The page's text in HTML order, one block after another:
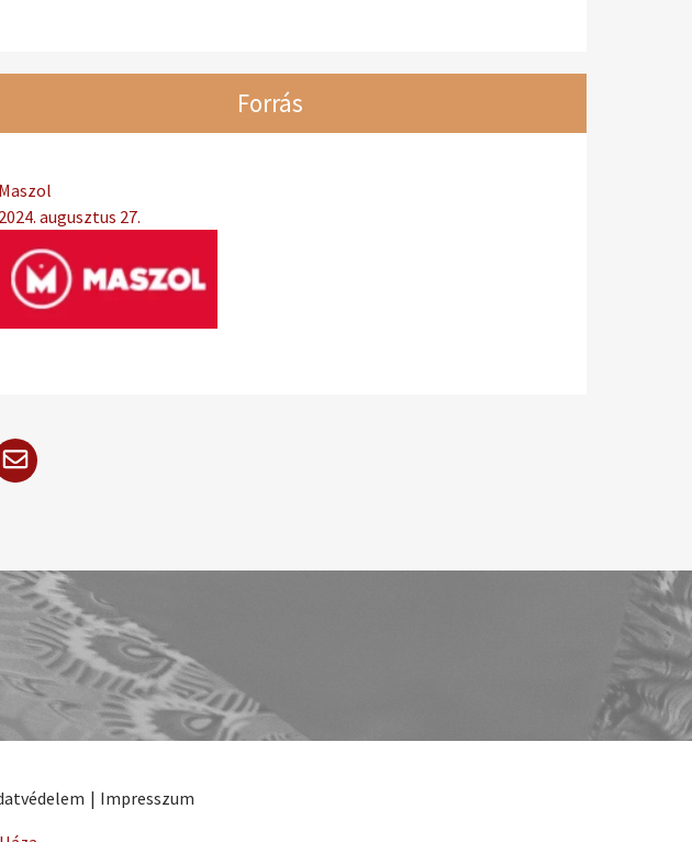
Forrás
Maszol
2024. augusztus 27.
| Impresszum